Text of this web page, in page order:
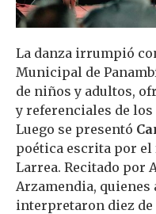
La danza irrumpió
Municipal de
de niños y adultos,
y referenciales de
Luego se presentó
poética escrita por
Larrea. Recitado por
Arzamendia, quienes
interpretaron diez